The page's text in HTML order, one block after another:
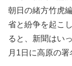
朝日の緒方竹虎
省と紛争を起こ
ると、新聞はい
月1日に高原の署